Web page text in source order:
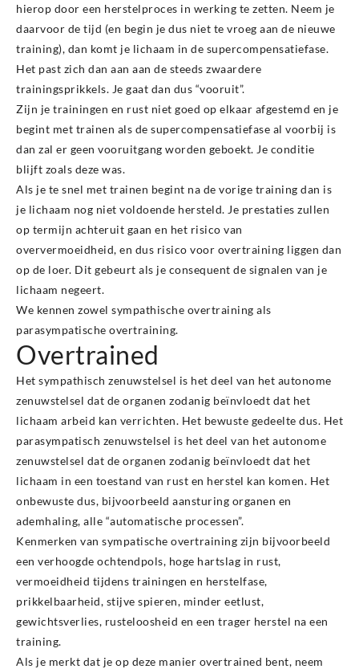
hierop door een herstelproces in werking te zetten. Neem je
daarvoor de tijd (en begin je dus niet te vroeg aan de nieuwe
training), dan komt je lichaam in de supercompensatiefase.
Het past zich dan aan aan de steeds zwaardere
trainingsprikkels. Je gaat dan dus “vooruit”.
Zijn je trainingen en rust niet goed op elkaar afgestemd en je
begint met trainen als de supercompensatiefase al voorbij is
dan zal er geen vooruitgang worden geboekt. Je conditie
blijft zoals deze was.
Als je te snel met trainen begint na de vorige training dan is
je lichaam nog niet voldoende hersteld. Je prestaties zullen
op termijn achteruit gaan en het risico van
oververmoeidheid, en dus risico voor overtraining liggen dan
op de loer. Dit gebeurt als je consequent de signalen van je
lichaam negeert.
We kennen zowel sympathische overtraining als
parasympatische overtraining.
Overtrained
Het sympathisch zenuwstelsel is het deel van het autonome
zenuwstelsel dat de organen zodanig beïnvloedt dat het
lichaam arbeid kan verrichten. Het bewuste gedeelte dus. Het
parasympatisch zenuwstelsel is het deel van het autonome
zenuwstelsel dat de organen zodanig beïnvloedt dat het
lichaam in een toestand van rust en herstel kan komen. Het
onbewuste dus, bijvoorbeeld aansturing organen en
ademhaling, alle “automatische processen”.
Kenmerken van sympatische overtraining zijn bijvoorbeeld
een verhoogde ochtendpols, hoge hartslag in rust,
vermoeidheid tijdens trainingen en herstelfase,
prikkelbaarheid, stijve spieren, minder eetlust,
gewichtsverlies, rusteloosheid en een trager herstel na een
training.
Als je merkt dat je op deze manier overtrained bent, neem